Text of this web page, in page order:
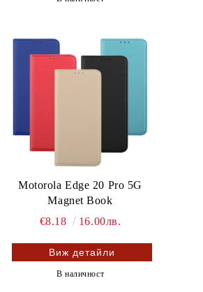
Motorola Edge 20 Pro 5G
Magnet Book
€8.18
16.00лв.
Виж детайли
В наличност